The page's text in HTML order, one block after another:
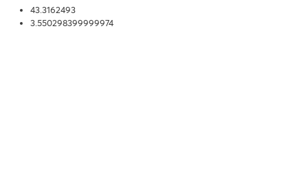
43.3162493
3.550298399999974